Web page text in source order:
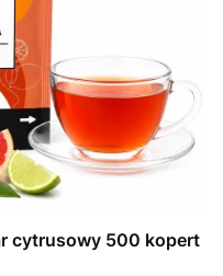
cytrusowy 500 kopert